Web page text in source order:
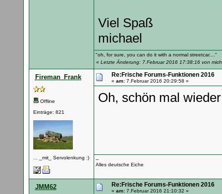
Viel Spaß
michael
"oh, for sure, you can do it with a normal streetcar...."
« Letzte Änderung: 7.Februar 2016 17:38:16 von
Fireman_Frank
Offline
Einträge: 821
... _mit_ Servolenkung :)
Re:Frische Forums-Funktionen 2016
« am:7.Februar 2016 20:29:58 »
Oh, schön mal
--
Alles deutsche Eiche
JMM62 Re:Frische Forums-Funktionen 2016
« am:7.Februar 2016 21:10:32 »